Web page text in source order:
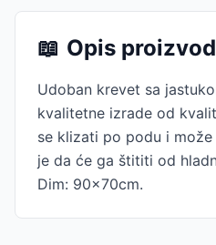
📖 Opis
Udoban krevet sa
kvalitetne izrade od
se klizati po podu i
je da će ga štititi od
Dim: 90x70cm.